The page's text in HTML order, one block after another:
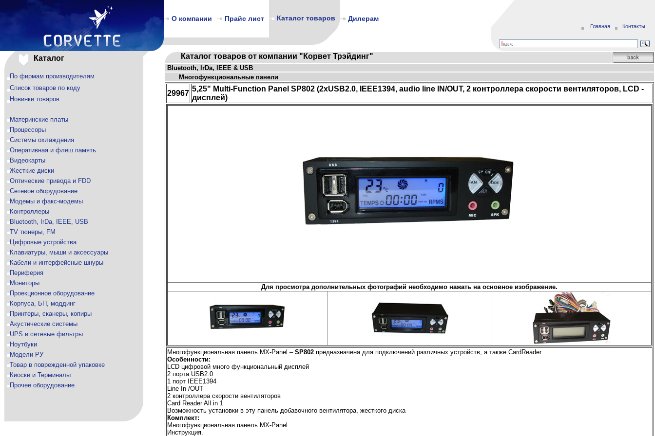
О компании Прайс лист Каталог товаров Дилерам
Главная Контакты
Каталог
По фирмам производителям
Список товаров по коду
Новинки товаров
Материнские платы
Процессоры
Системы охлаждения
Оперативная и флеш память
Видеокарты
Жесткие диски
Оптические привода и FDD
Сетевое оборудование
Модемы и факс-модемы
Контроллеры
Bluetooth, IrDa, IEEE, USB
TV тюнеры, FM
Цифровые устройства
Клавиатуры, мыши и аксессуары
Кабели и интерфейсные шнуры
Периферия
Мониторы
Проекционное оборудование
Корпуса, БП, моддинг
Принтеры, сканеры, копиры
Акустические системы
UPS и сетевые фильтры
Ноутбуки
Модели РУ
Товар в поврежденной упаковке
Киоски и Терминалы
Прочее оборудование
Каталог товаров от компании "Корвет Трэйдинг"
Bluetooth, IrDa, IEEE & USB
Многофункциональные панели
29967
5,25" Multi-Function Panel SP802 (2xUSB2.0, IEEE1394, audio line IN/OUT, 2 контроллера скорости вентиляторов, LCD -
дисплей)
Для просмотра дополнительных фотографий необходимо нажать на основное изображение.
Многофункциональная панель MX-Panel – SP802 предназначена для подключений различных устройств, а также CardReader.
Особенности:
LCD цифровой много функциональный дисплей
2 порта USB2.0
1 порт IEEE1394
Line In /OUT
2 контроллера скорости вентиляторов
Card Reader All in 1
Возможность установки в эту панель добавочного вентилятора, жесткого диска
Комплект:
Многофункциональная панель MX-Panel
Инструкция.